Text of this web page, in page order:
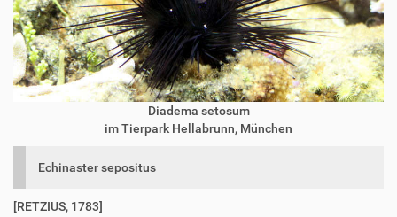
Diadema setosum
im Tierpark Hellabrunn, München
Echinaster sepositus
[RETZIUS, 1783]